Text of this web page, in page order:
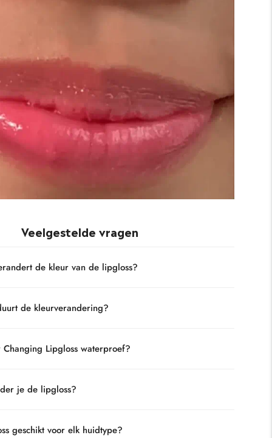
Veelgestelde vragen
de kleur van de lipgloss?
de kleurverandering?
Changing Lipgloss waterproef?
je de lipgloss?
geschikt voor elk huidtype?